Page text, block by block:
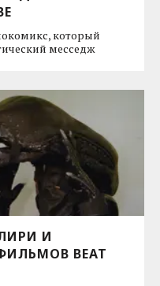
который
месседж
И
BEAT